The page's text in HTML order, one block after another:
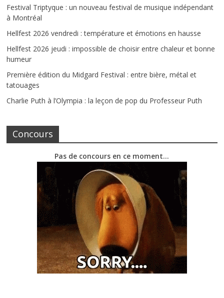
Festival Triptyque : un nouveau festival de musique indépendant
à Montréal
Hellfest 2026 vendredi : température et émotions en hausse
Hellfest 2026 jeudi : impossible de choisir entre chaleur et bonne
humeur
Première édition du Midgard Festival : entre bière, métal et
tatouages
Charlie Puth à l’Olympia : la leçon de pop du Professeur Puth
Concours
Pas de concours en ce moment…